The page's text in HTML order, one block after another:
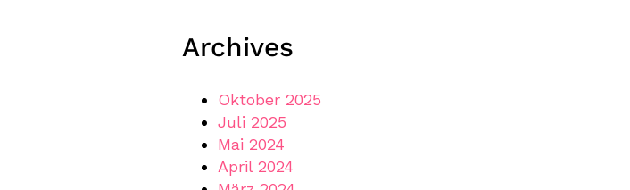
Archives
Oktober 2025
Juli 2025
Mai 2024
April 2024